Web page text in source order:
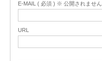
E-MAIL ( 必須 ) ※ 公開されません
URL